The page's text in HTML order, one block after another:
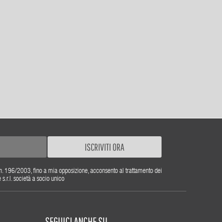
ISCRIVITI ORA
196/2003, fino a mia opposizione, acconsento al trattamento dei
società a socio unico